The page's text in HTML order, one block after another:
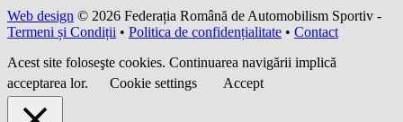
Web design © 2026 Federația Română de Automobilism Sportiv -
Termeni și Condiții • Politica de confidențialitate • Contact
Acest site foloseşte cookies. Continuarea navigării implică
acceptarea lor.
Cookie settings Accept